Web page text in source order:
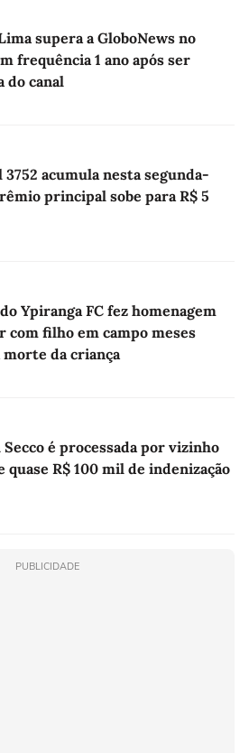
supera a GloboNews no
frequência 1 ano após ser
do canal
acumula nesta segunda-
principal sobe para R$ 5
Ypiranga FC fez homenagem
com filho em campo meses
morte da criança
Secco é processada por vizinho
quase R$ 100 mil de indenização
PUBLICIDADE